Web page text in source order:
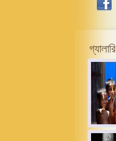
গ্যালারি